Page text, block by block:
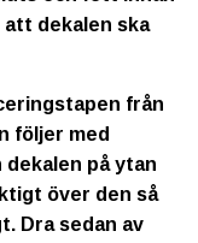
dekalen ska
från
följer med
på ytan
över den så
Dra sedan av